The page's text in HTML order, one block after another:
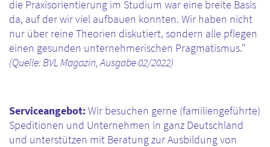
die Praxisorientierung im Studium war eine breite Basis
da, auf der wir viel aufbauen konnten. Wir haben nicht
nur über reine Theorien diskutiert, sondern alle pflegen
einen gesunden unternehmerischen Pragmatismus."
(Quelle: BVL Magazin, Ausgabe 02/2022)
Serviceangebot:Wir besuchen gerne (familiengeführte)
Speditionen und Unternehmen in ganz Deutschland
und unterstützen mit Beratung zur Ausbildung von